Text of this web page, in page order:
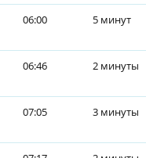
06:00 5 минут
06:46 2 минуты
07:05 3 минуты